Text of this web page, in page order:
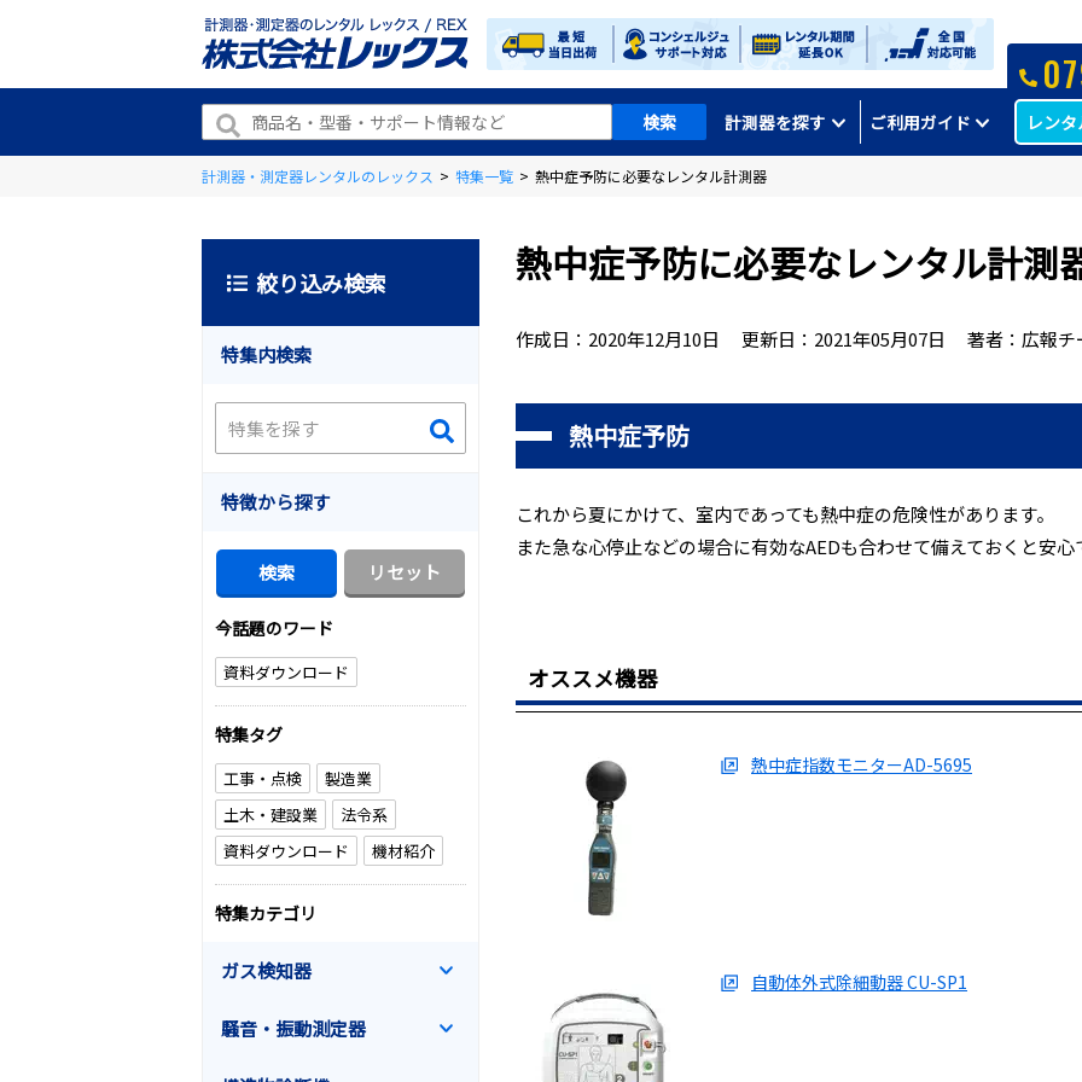
計測器を探す ご利用ガイド レン
計測器・測定器レンタルのレックス > 特集一覧 > 熱中症予防に必要なレンタル計測器
熱中症予防に必要なレンタル計測
作成日： 2020年12月10日 更新日： 2021年05月07日 著者：広報チ
熱中症予防
これから夏にかけて、室内であっても熱中症の危険性があります。
また急な心停止などの場合に有効なAEDも合わせて備えておくと安心
オススメ機器
熱中症指数モニターAD-5695
自動体外式除細動器 CU-SP1
絞り込み検索
特集内検索
特徴から探す
今話題のワード
資料ダウンロード
特集タグ
工事・点検
製造業
土木・建設業
法令系
資料ダウンロード
機材紹介
特集カテゴリ
ガス検知器
騒音・振動測定器